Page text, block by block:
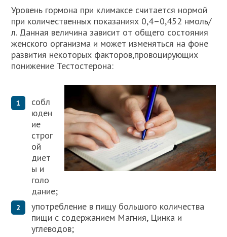
Уровень гормона при климаксе считается нормой
при количественных показаниях 0,4–0,452 нмоль/
л. Данная величина зависит от общего состояния
женского организма и может изменяться на фоне
развития некоторых факторов,провоцирующих
понижение Тестостерона:
собл
юден
ие
строг
ой
диет
ы и
голо
дание;
употребление в пищу большого количества
пищи с содержанием Магния, Цинка и
углеводов;